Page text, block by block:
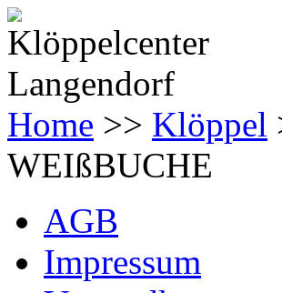
Home >> Klöppel
WEIßBUCHE
AGB
Impressum